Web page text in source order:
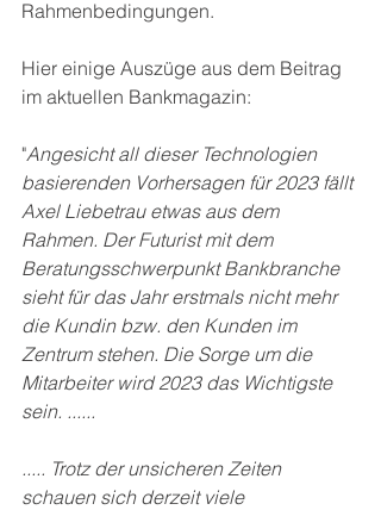
Rahmenbedingungen.
Hier einige Auszüge aus dem Beitrag
im aktuellen Bankmagazin:
"Angesicht all dieser Technologien
basierenden Vorhersagen für 2023 fällt
Axel Liebetrau etwas aus dem
Rahmen. Der Futurist mit dem
Beratungsschwerpunkt Bankbranche
sieht für das Jahr erstmals nicht mehr
die Kundin bzw. den Kunden im
Zentrum stehen. Die Sorge um die
Mitarbeiter wird 2023 das Wichtigste
sein. ......
..... Trotz der unsicheren Zeiten
schauen sich derzeit viele